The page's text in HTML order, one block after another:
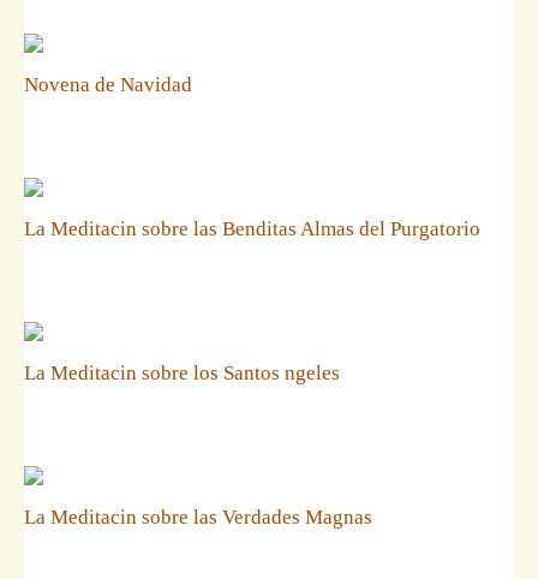
Novena de Navidad
La Meditacin sobre las Benditas Almas del Purgatorio
La Meditacin sobre los Santos ngeles
La Meditacin sobre las Verdades Magnas